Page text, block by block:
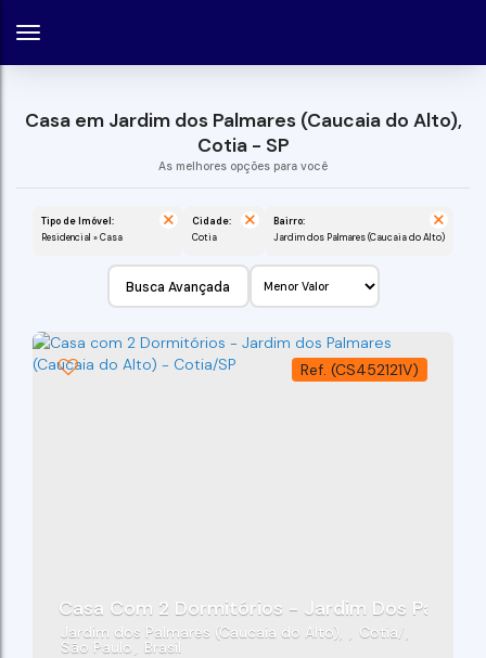
Casa em Jardim dos Palmares (Caucaia do Alto),
Cotia - SP
Tipo de Imóvel:
Residencial » Casa
Cidade:
Cotia
Bairro:
Jardim dos Palmares (Caucaia do Alto)
Busca Avançada
(CS452121V)
Casa Com 2 Dormitórios - Jardim Dos
Jardim dos Palmares (Caucaia do Alto) Cotia
São Paulo
Brasil